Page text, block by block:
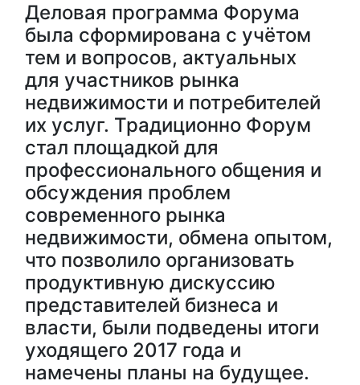
Деловая программа Форума
была сформирована с учётом
тем и вопросов, актуальных
для участников рынка
недвижимости и потребителей
их услуг. Традиционно Форум
стал площадкой для
профессионального общения и
обсуждения проблем
современного рынка
недвижимости, обмена опытом,
что позволило организовать
продуктивную дискуссию
представителей бизнеса и
власти, были подведены итоги
уходящего 2017 года и
намечены планы на будущее.